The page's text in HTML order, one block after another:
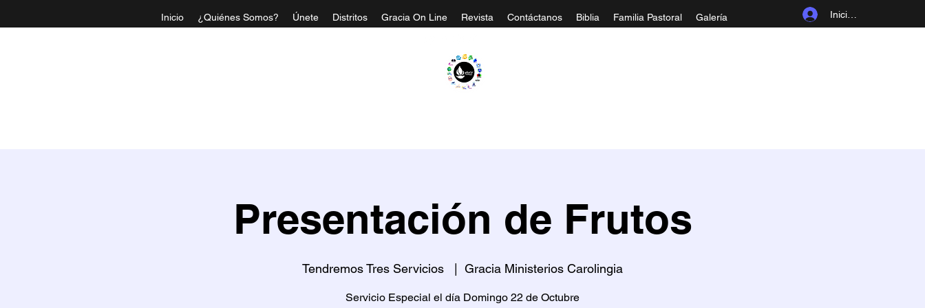
Iniciar sesión
Inicio ¿Quiénes Somos? Únete Distritos Gracia On Line Revista Contáctanos Biblia Familia Pastoral Galería
Presentación de Frutos
Tendremos Tres Servicios Gracia Ministerios Carolingia
Servicio Especial el día Domingo 22 de Octubre